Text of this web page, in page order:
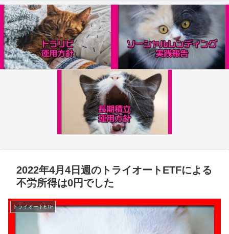
2022年4月4日週のトライオートETFによる
不労所得は0円でした
トライオートETF